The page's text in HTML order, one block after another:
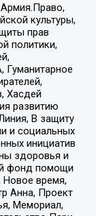
культуры,
прав
политики,
Хасдей
развитию
В защиту
и социальных
инициатив
здоровья и
фонд помощи
время,
Анна, Проект
Мемориал,